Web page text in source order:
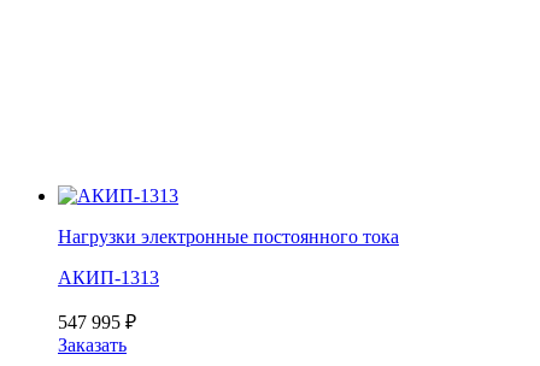
Нагрузки электронные постоянного тока
АКИП-1313
547 995 ₽
Заказать